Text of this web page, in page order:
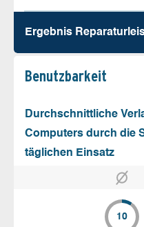
Ergebnis
Benutz­barkeit
Durchschnittliche
Computers durch die
täglichen Einsatz
10